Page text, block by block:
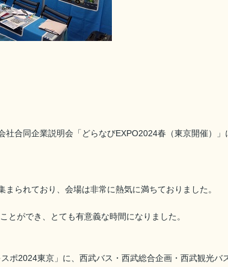
合同企業説明会「どらなびEXPO2024春（東京開催）」
られており、会場は非常に熱気に満ちておりました。
ができ、とても有意義な時間になりました。
ポ2024東京」に、西武バス・西武総合企画・西武観光バ